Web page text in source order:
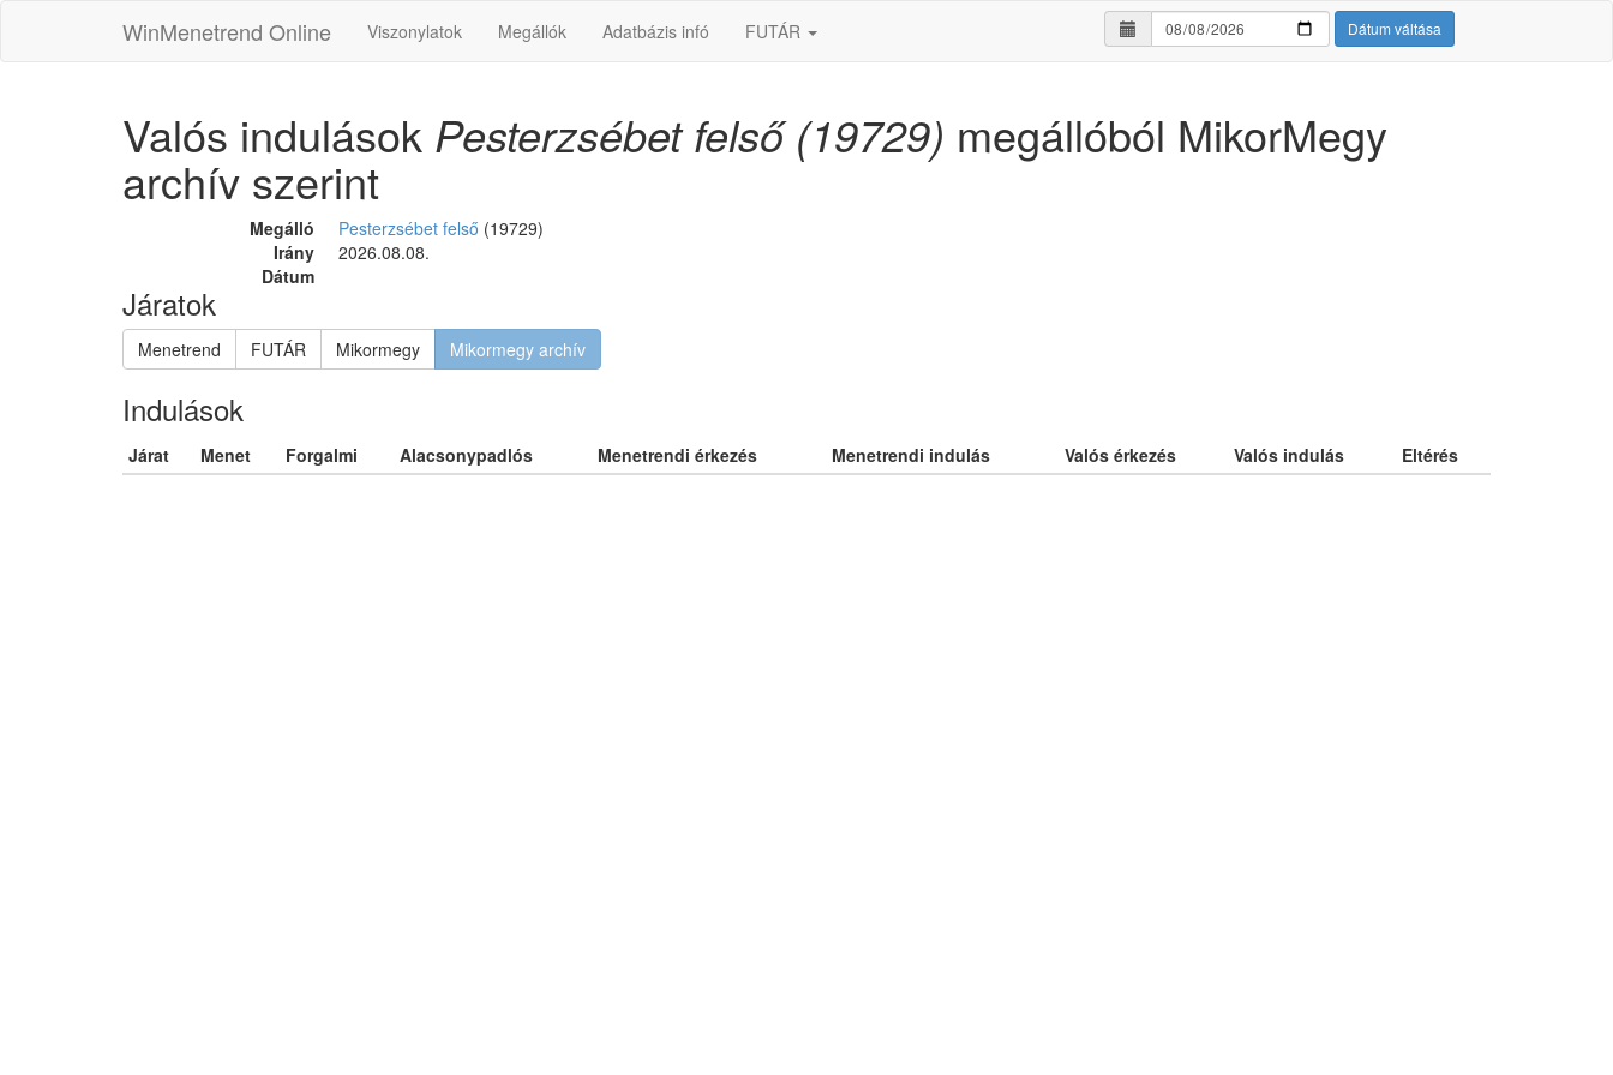
WinMenetrend Online Viszonylatok Megállók Adatbázis infó FUTÁR Dátum váltása
Valós indulások Pesterzsébet felső (19729) megállóból MikorMegy
archív szerint
Megálló Pesterzsébet felső (19729)
Irány
Dátum
2026.08.08.
Járatok
Menetrend FUTÁR Mikormegy Mikormegy archív
Indulások
Járat Menet Forgalmi Alacsonypadlós Menetrendi érkezés Menetrendi indulás Valós érkezés Valós indulás Eltérés